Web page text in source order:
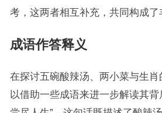
考，这两者相互补充，共同构成了
成语作答释义
在探讨五碗酸辣汤、两小菜与生
以借助一些成语来进一步解读其